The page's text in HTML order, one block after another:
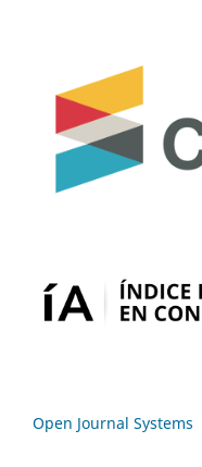
Open Journal Systems